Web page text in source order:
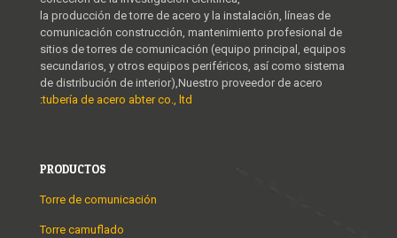
la producción de torre de acero y la instalación, líneas de
comunicación construcción, mantenimiento profesional de
sitios de torres de comunicación (equipo principal, equipos
secundarios, y otros equipos periféricos, así como sistema
de distribución de interior),Nuestro proveedor de acero
:tubería de acero abter co., ltd
PRODUCTOS
Torre de comunicación
Torre camuflado